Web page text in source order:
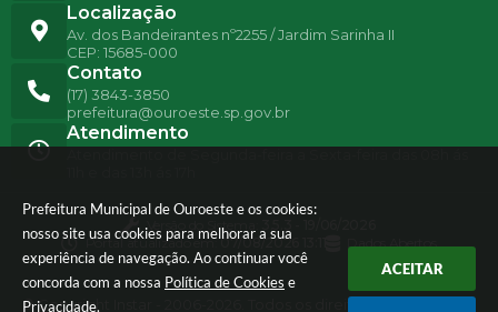
Prefeitura Municipal de Ouroeste e os cookies:
nosso site usa cookies para melhorar a sua
experiência de navegação. Ao continuar você
concorda com a nossa Política de Cookies e
Privacidade.
ACEITAR
Localização
Av. dos Bandeirantes nº2255 / Jardim Sarinha II
CEP: 15685-000
Contato
(17) 3843-3850
prefeitura@ouroeste.sp.gov.br
Atendimento
Versão do Sistema:
Portal atualizado em:07/08/2026 13:11 Dados Abertos
© Copyright Instar - 2006-2026. Todos os direitos